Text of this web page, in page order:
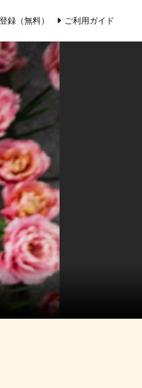
録（無料） ご利用ガイド